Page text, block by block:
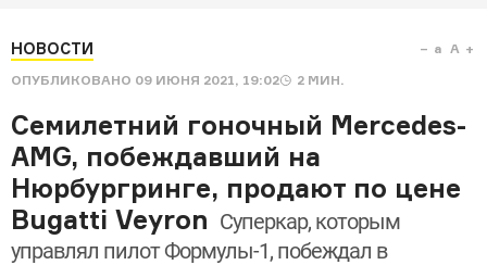
НОВОСТИ
ОПУБЛИКОВАНО 09 ИЮНЯ 2021, 19:02 2 МИН.
a A
Семилетний гоночный Mercedes-
AMG, побеждавший на
Нюрбургринге, продают по цене
Bugatti Veyron Суперкар, которым
управлял пилот Формулы-1, побеждал в